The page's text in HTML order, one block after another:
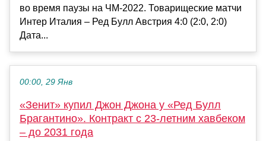
во время паузы на ЧМ-2022. Товарищеские матчи
Интер Италия – Ред Булл Австрия 4:0 (2:0, 2:0)
Дата...
00:00, 29 Янв
«Зенит» купил Джон Джона у «Ред Булл
Брагантино». Контракт с 23-летним хавбеком
– до 2031 года